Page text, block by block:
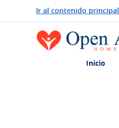
Ir al contenido principal
Inicio